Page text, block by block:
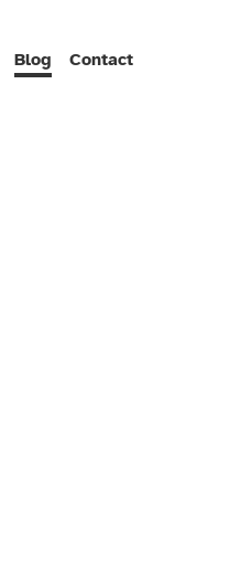
Blog Contact